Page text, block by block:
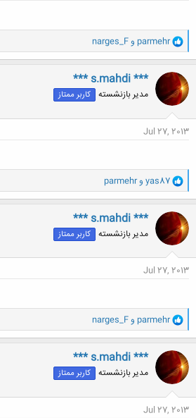
و
ا
ک
ن
ه
ا
parmehr وnarges_F
*** s.mahdi ***
مدیر بازنشسته کاربر ممتاز
Jul 27, 2013
و
ا
ک
ن
ه
ا
yas87 وparmehr
*** s.mahdi ***
مدیر بازنشسته کاربر ممتاز
Jul 27, 2013
و
ا
ک
ن
ه
ا
parmehr وnarges_F
*** s.mahdi ***
مدیر بازنشسته کاربر ممتاز
Jul 27, 2013